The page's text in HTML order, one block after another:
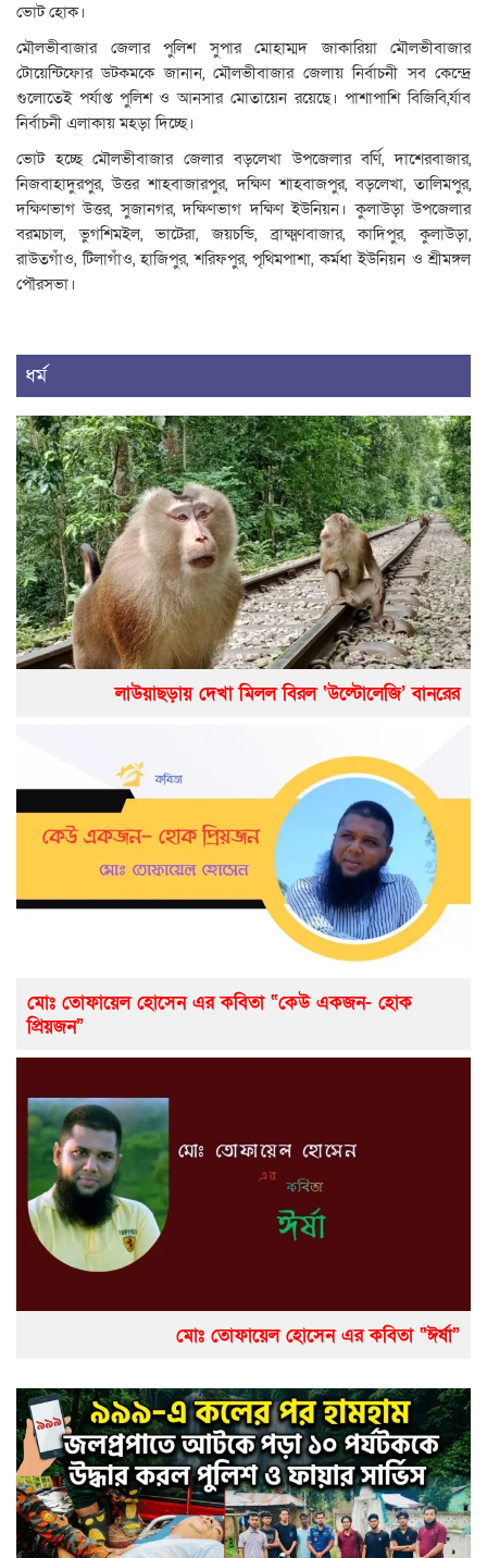
ভোট হোক।
মৌলভীবাজার জেলার পুলিশ সুপার মোহাম্মদ জাকারিয়া মৌলভীবাজার
টোয়েন্টিফোর ডটকমকে জানান, মৌলভীবাজার জেলায় নির্বাচনী সব কেন্দ্রে
গুলোতেই পর্যাপ্ত পুলিশ ও আনসার মোতায়েন রয়েছে। পাশাপাশি বিজিবি,র্যাব
নির্বাচনী এলাকায় মহড়া দিচ্ছে।
ভোট হচ্ছে মৌলভীবাজার জেলার বড়লেখা উপজেলার বর্ণি, দাশেরবাজার,
নিজবাহাদুরপুর, উত্তর শাহবাজারপুর, দক্ষিণ শাহবাজপুর, বড়লেখা, তালিমপুর,
দক্ষিণভাগ উত্তর, সুজানগর, দক্ষিণভাগ দক্ষিণ ইউনিয়ন। কুলাউড়া উপজেলার
বরমচাল, ভুগশিমইল, ভাটেরা, জয়চন্ডি, ব্রাক্ষ্মণবাজার, কাদিপুর, কুলাউড়া,
রাউতগাঁও, টিলাগাঁও, হাজিপুর, শরিফপুর, পৃথিমপাশা, কর্মধা ইউনিয়ন ও শ্রীমঙ্গল
পৌরসভা।
ধর্ম
লাউয়াছড়ায় দেখা মিলল বিরল ‘উল্টোলেজি’ বানরের
মোঃ তোফায়েল হোসেন এর কবিতা “কেউ একজন- হোক
প্রিয়জন”
মোঃ তোফায়েল হোসেন এর কবিতা “ঈর্ষা”